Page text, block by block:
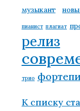
музыкант
пианист плагиат
релиз
трио
К списку